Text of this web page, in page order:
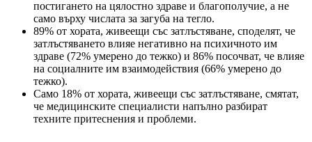
постигането на цялостно здраве и благополучие, а не
само върху числата за загуба на тегло.
89% от хората, живеещи със затлъстяване, споделят, че
затлъстяването влияе негативно на психичното им
здраве (72% умерено до тежко) и 86% посочват, че влияе
на социалните им взаимодействия (66% умерено до
тежко).
Само 18% от хората, живеещи със затлъстяване, смятат,
че медицинските специалисти напълно разбират
техните притеснения и проблеми.